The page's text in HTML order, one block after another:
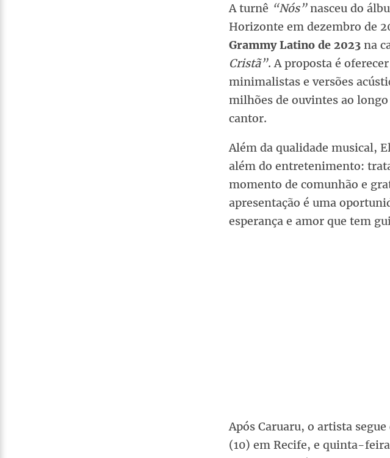
A turnê “Nós”nasceu do
Horizonte em dezembro de
Grammy Latino de 2023 na
Cristã”. A proposta é
minimalistas e versões
milhões de ouvintes ao
cantor.
Além da qualidade musical,
além do entretenimento:
momento de comunhão e
apresentação é uma
esperança e amor que tem
Após Caruaru, o artista
(10) em Recife, e quinta-